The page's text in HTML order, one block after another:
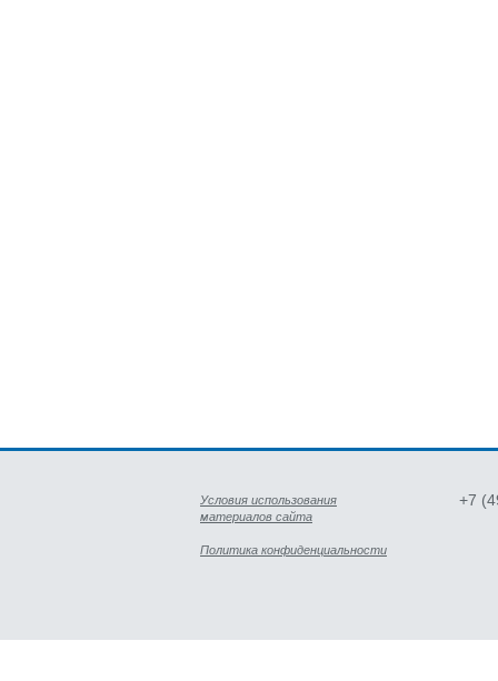
Условия использования
материалов сайта
Политика конфиденциальности
+7